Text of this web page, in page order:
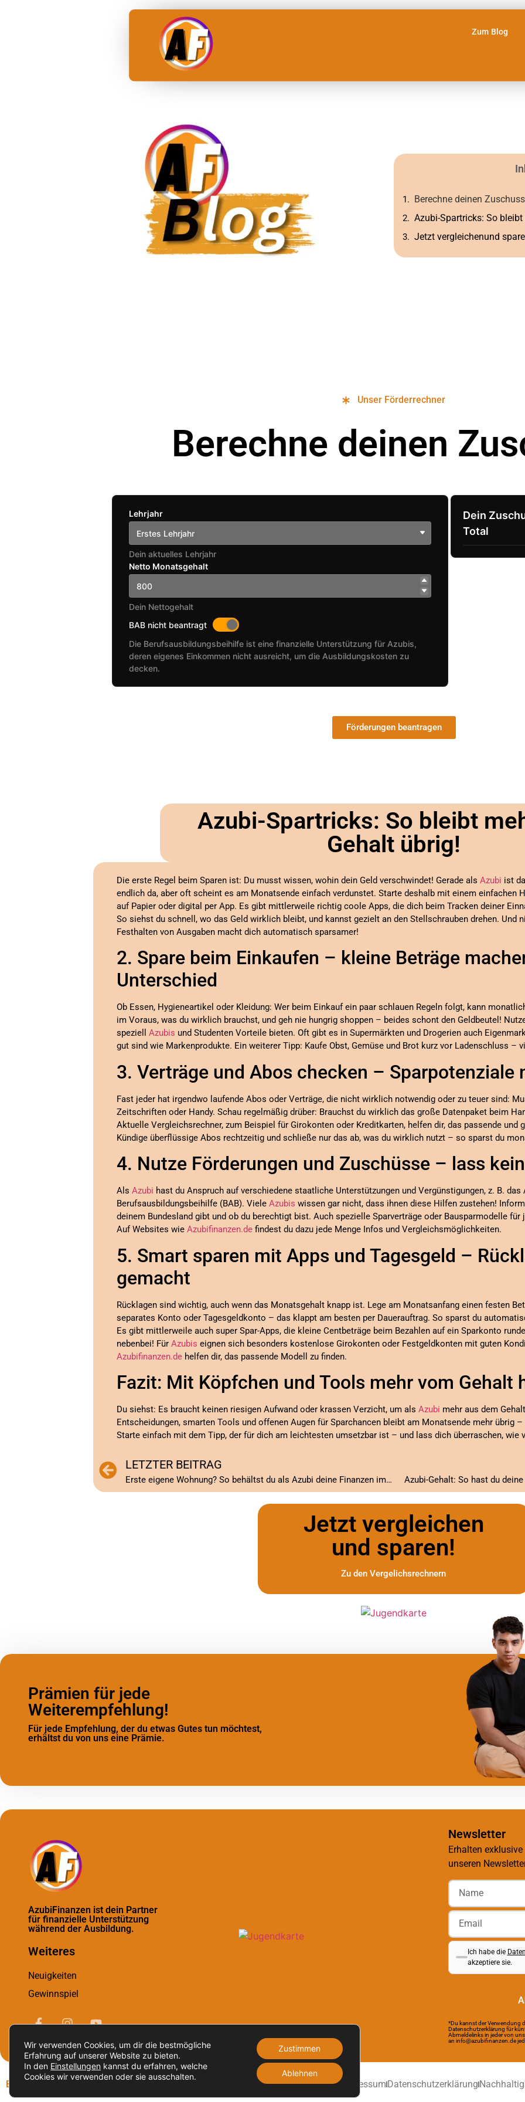
Zum Blog
Berechne deinen Zuschuss
Azubi-Spartricks: So
Jetzt vergleichenund
Unser Förderrechner
Berechne deinen
Lehrjahr
Erstes Lehrjahr
Dein aktuelles Lehrjahr
Netto Monatsgehalt
Dein Nettogehalt
BAB nicht beantragt
Die Berufsausbildungsbeihilfe ist eine finanzielle Unterstützung für Azubis,
deren eigenes Einkommen nicht ausreicht, um die Ausbildungskosten zu
decken.
Dein
Total
Förderungen beantragen
Azubi-Spartricks: So bleibt
Gehalt übrig!
Die erste Regel beim Sparen ist: Du musst wissen, wohin dein Geld verschwindet! Gerade als Azubi ist
endlich da, aber oft scheint es am Monatsende einfach verdunstet. Starte deshalb mit einem einfachen
auf Papier oder digital per App. Es gibt mittlerweile richtig coole Apps, die dich beim Tracken deiner
So siehst du schnell, wo das Geld wirklich bleibt, und kannst gezielt an den Stellschrauben drehen. Und
Festhalten von Ausgaben macht dich automatisch sparsamer!
2. Spare beim Einkaufen – kleine Beträge
Unterschied
Ob Essen, Hygieneartikel oder Kleidung: Wer beim Einkauf ein paar schlauen Regeln folgt, kann
im Voraus, was du wirklich brauchst, und geh nie hungrig shoppen – beides schont den Geldbeutel!
speziell Azubis und Studenten Vorteile bieten. Oft gibt es in Supermärkten und Drogerien auch
gut sind wie Markenprodukte. Ein weiterer Tipp: Kaufe Obst, Gemüse und Brot kurz vor Ladenschluss –
3. Verträge und Abos checken – Sparpotenziale
Fast jeder hat irgendwo laufende Abos oder Verträge, die nicht wirklich notwendig oder zu teuer sind:
Zeitschriften oder Handy. Schau regelmäßig drüber: Brauchst du wirklich das große Datenpaket beim
Aktuelle Vergleichsrechner, zum Beispiel für Girokonten oder Kreditkarten, helfen dir, das passende und
Kündige überflüssige Abos rechtzeitig und schließe nur das ab, was du wirklich nutzt – so sparst du
4. Nutze Förderungen und Zuschüsse – lass
Als Azubi hast du Anspruch auf verschiedene staatliche Unterstützungen und Vergünstigungen, z. B.
Berufsausbildungsbeihilfe (BAB). Viele Azubis wissen gar nicht, dass ihnen diese Hilfen zustehen!
deinem Bundesland gibt und ob du berechtigt bist. Auch spezielle Sparverträge oder Bausparmodelle
Auf Websites wie Azubifinanzen.de findest du dazu jede Menge Infos und Vergleichsmöglichkeiten.
5. Smart sparen mit Apps und Tagesgeld –
gemacht
Rücklagen sind wichtig, auch wenn das Monatsgehalt knapp ist. Lege am Monatsanfang einen festen
separates Konto oder Tagesgeldkonto – das klappt am besten per Dauerauftrag. So sparst du
Es gibt mittlerweile auch super Spar-Apps, die kleine Centbeträge beim Bezahlen auf ein Sparkonto
nebenbei! Für Azubis eignen sich besonders kostenlose Girokonten oder Festgeldkonten mit guten
Azubifinanzen.de helfen dir, das passende Modell zu finden.
Fazit: Mit Köpfchen und Tools mehr vom Gehalt
Du siehst: Es braucht keinen riesigen Aufwand oder krassen Verzicht, um als Azubi mehr aus dem
Entscheidungen, smarten Tools und offenen Augen für Sparchancen bleibt am Monatsende mehr übrig
Starte einfach mit dem Tipp, der für dich am leichtesten umsetzbar ist – und lass dich überraschen, wie
LETZTER BEITRAG
Erste eigene Wohnung? So behältst du als Azubi deine Finanzen im Griff! Azubi-Gehalt: So hast du
Jetzt vergleichen
und sparen!
Zu den Vergelichsrechnern
Prämien für jede
Weiterempfehlung!
Für jede Empfehlung, der du etwas Gutes tun möchtest,
erhältst du von uns eine Prämie.
AzubiFinanzen ist dein Partner
für finanzielle Unterstützung
während der Ausbildung.
Weiteres
Neuigkeiten
Gewinnspiel
Newsletter
Erhalten
unseren
Ich habe die
akzeptiere sie.
*Du kannst der Verwendung
Datenschutzerklärung für
Abmeldelinks in jeder von
an info@azubifinanzen.de
Brought to life by NR Webservices. Impressum Datenschutzerklärung
Wir verwenden Cookies, um dir die bestmögliche
Erfahrung auf unserer Website zu bieten.
In den Einstellungen kannst du erfahren, welche
Cookies wir verwenden oder sie ausschalten.
Zustimmen
Ablehnen